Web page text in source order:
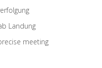
Landung
meeting